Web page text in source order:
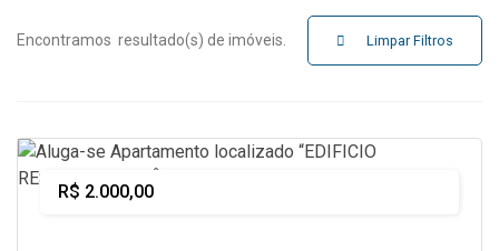
Encontramos resultado(s) de imóveis. Limpar Filtros
R$ 2.000,00